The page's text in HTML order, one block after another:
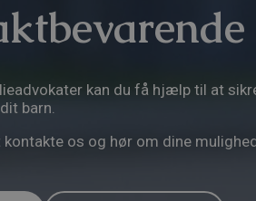
kan du få hjælp til at
barn.
kontakte os og hør om dine